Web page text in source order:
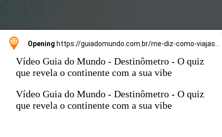
Opening
Vídeo Guia do Mundo - Destinômetro - O quiz
que revela o continente com a sua vibe
Vídeo Guia do Mundo - Destinômetro - O quiz
que revela o continente com a sua vibe